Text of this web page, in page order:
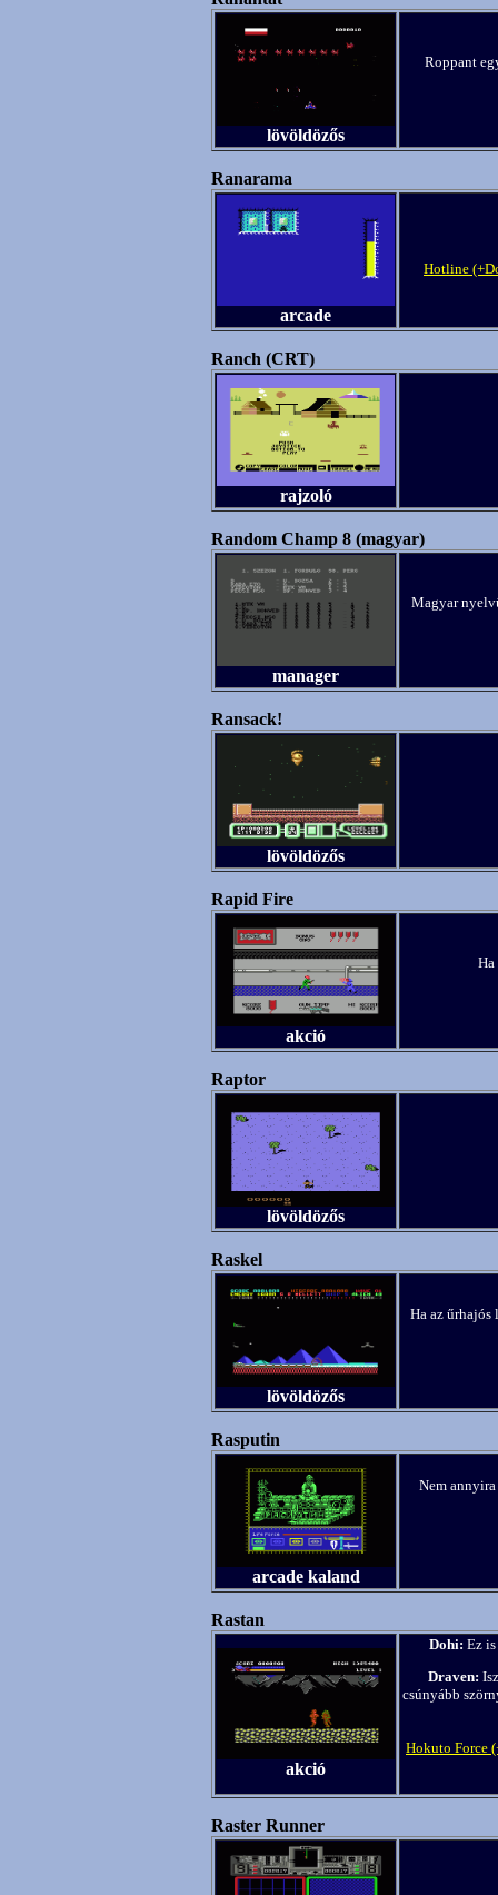
lövöldözős
Roppant
Ranarama
arcade
Hotline
Ranch (CRT)
rajzoló
Random Champ 8 (magyar)
manager
Magyar
Ransack!
lövöldözős
Rapid Fire
akció
Ha
Raptor
lövöldözős
Raskel
lövöldözős
Ha az űrhajós
Rasputin
arcade kaland
Nem
Rastan
akció
Dohi: Ez
Draven:
csúnyább
Hokuto Force
Raster Runner